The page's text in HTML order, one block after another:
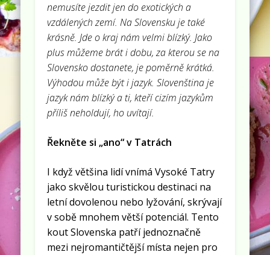
nemusíte jezdit jen do exotických a
vzdálených zemí. Na Slovensku je také
krásně. Jde o kraj nám velmi blízký. Jako
plus můžeme brát i dobu, za kterou se na
Slovensko dostanete, je poměrně krátká.
Výhodou může být i jazyk. Slovenština je
jazyk nám blízký a ti, kteří cizím jazykům
příliš neholdují, ho uvítají.
Řekněte si „ano“ v Tatrách
I když většina lidí vnímá Vysoké Tatry
jako skvělou turistickou destinaci na
letní dovolenou nebo lyžování, skrývají
v sobě mnohem větší potenciál. Tento
kout Slovenska patří jednoznačně
mezi nejromantičtější místa nejen pro